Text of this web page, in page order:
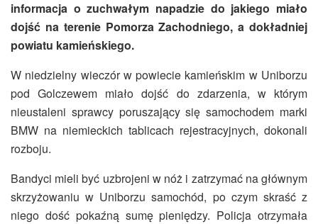
informacja o zuchwałym napadzie do jakiego miało
dojść na terenie Pomorza Zachodniego, a dokładniej
powiatu kamieńskiego.
W niedzielny wieczór w powiecie kamieńskim w Uniborzu
pod Golczewem miało dojść do zdarzenia, w którym
nieustaleni sprawcy poruszający się samochodem marki
BMW na niemieckich tablicach rejestracyjnych, dokonali
rozboju.
Bandyci mieli być uzbrojeni w nóż i zatrzymać na głównym
skrzyżowaniu w Uniborzu samochód, po czym skraść z
niego dość pokaźną sumę pieniędzy. Policja otrzymała